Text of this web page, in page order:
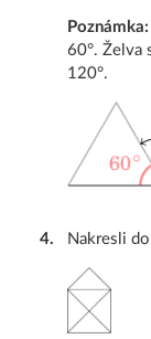
Poznámka:
60°. Želva
120°.
4. Nakresli